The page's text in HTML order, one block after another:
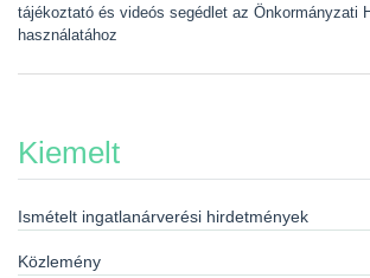
tájékoztató és videós segédlet az Önkormányzati
használatához
Kiemelt
Ismételt ingatlanárverési hirdetmények
Közlemény